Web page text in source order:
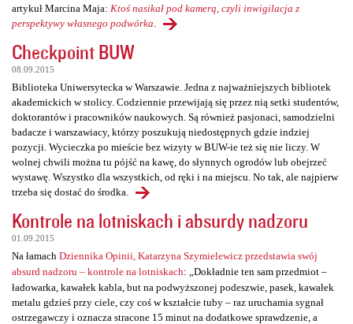
artykuł Marcina Maja: Ktoś nasikał pod kamerą, czyli inwigilacja z
perspektywy własnego podwórka
Checkpoint BUW
08.09.2015
Biblioteka Uniwersytecka w Warszawie. Jedna z najważniejszych bibliotek
akademickich w stolicy. Codziennie przewijają się przez nią setki studentów,
doktorantów i pracowników naukowych. Są również pasjonaci, samodzielni
badacze i warszawiacy, którzy poszukują niedostępnych gdzie indziej
pozycji. Wycieczka po mieście bez wizyty w BUW-ie też się nie liczy. W
wolnej chwili można tu pójść na kawę, do słynnych ogrodów lub obejrzeć
wystawę. Wszystko dla wszystkich, od ręki i na miejscu. No tak, ale najpierw
trzeba się dostać do środka.
Kontrole na lotniskach i absurdy nadzoru
01.09.2015
Na łamach Dziennika Opinii, Katarzyna Szymielewicz przedstawia swój
absurd nadzoru – kontrole na lotniskach: „Dokładnie ten sam przedmiot –
ładowarka, kawałek kabla, but na podwyższonej podeszwie, pasek, kawałek
metalu gdzieś przy ciele, czy coś w kształcie tuby – raz uruchamia sygnał
ostrzegawczy i oznacza stracone 15 minut na dodatkowe sprawdzenie, a